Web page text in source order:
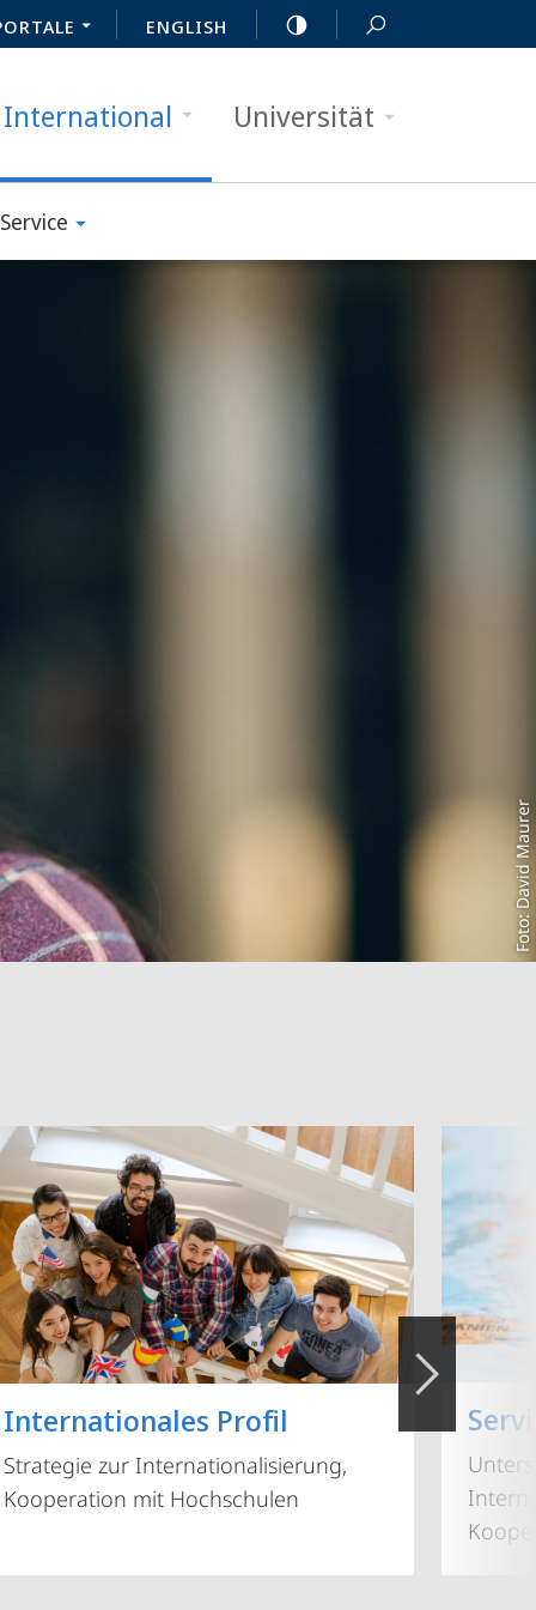
ENGLISH
International Universität
Foto: David Maurer
Internationales Profil
Strategie zur Internationalisierung,
Kooperation mit Hochschulen